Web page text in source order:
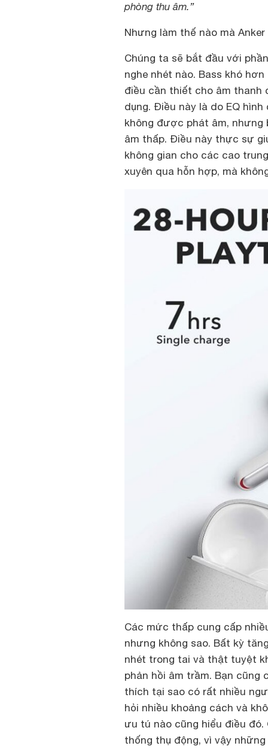
phòng thu âm.”
Nhưng làm thế nào mà
Chúng ta sẽ bắt đầu với
nghe nhét nào. Bass khó
điều cần thiết cho âm thanh
dụng. Điều này là do EQ
không được phát âm,
âm thấp. Điều này thực sự
không gian cho các cao
xuyên qua hỗn hợp, mà
Các mức thấp cung cấp
nhưng không sao. Bất kỳ
nhét trong tai và thật tuyệt
phản hồi âm trầm. Bạn
thích tại sao có rất nhiều
hỏi nhiều khoảng cách và
ưu tú nào cũng hiểu điều
thống thụ động, vì vậy